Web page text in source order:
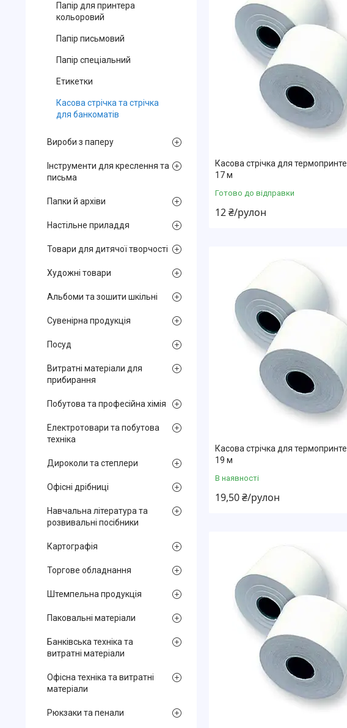
Касова стрічка для
17 м
Готово до відправки
12 ₴/рулон
Касова стрічка для
19 м
В наявності
19,50 ₴/рулон
Папір для принтера
кольоровий
Папір письмовий
Папір спеціальний
Етикетки
Касова стрічка та стрічка
для банкоматів
Вироби з паперу
Інструменти для креслення та
письма
Папки й архіви
Настільне приладдя
Товари для дитячої творчості
Художні товари
Альбоми та зошити шкільні
Сувенірна продукція
Посуд
Витратні матеріали для
прибирання
Побутова та професійна хімія
Електротовари та побутова
техніка
Дироколи та степлери
Офісні дрібниці
Навчальна література та
розвивальні посібники
Картографія
Торгове обладнання
Штемпельна продукція
Паковальні матеріали
Банківська техніка та
витратні матеріали
Офісна техніка та витратні
матеріали
Рюкзаки та пенали